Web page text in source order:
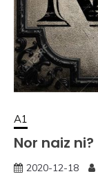
A1
Nor naiz ni?
2020-12-18